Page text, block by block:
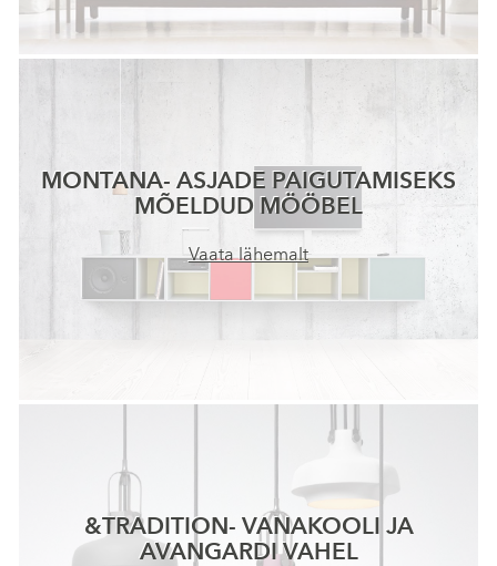
MONTANA- ASJADE PAIGUTAMISEKS
MÕELDUD MÖÖBEL
Vaata lähemalt
&TRADITION- VANAKOOLI JA
AVANGARDI VAHEL